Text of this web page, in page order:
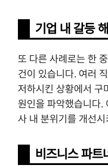
기업 내 갈등
또 다른 사례로는 한
건이 있습니다. 여러
저하시킨 상황에서 구
원인을 파악했습니다.
사 내 분위기를 개선
비즈니스 파트